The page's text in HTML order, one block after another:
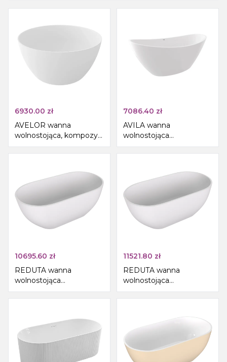
6930.00 zł
AVELOR wanna
wolnostojąca, kompozyt,
ø115x55cm, biały mat
7086.40 zł
AVILA wanna
wolnostojąca
180x87x65cm, biały
10695.60 zł
REDUTA wanna
wolnostojąca
150x75x58cm, kompozyt,
biały mat
11521.80 zł
REDUTA wanna
wolnostojąca
171x81x58cm, kompozyt,
biały mat